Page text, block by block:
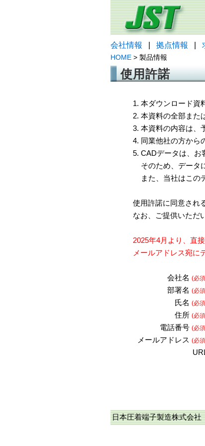
会社情報 拠点情報
HOME > 製品情報
使用許諾
1. 本ダウンロード資
2. 本資料の全部また
3. 本資料の内容は、
4. 同業他社の方から
5. CADデータは、お
そのため、データ
また、当社はこの
使用許諾に同意され
なお、ご提供いただ
2025年4月より、直
メールアドレス宛に
会社名 (必
部署名 (必
氏名 (必
住所 (必
電話番号 (必
メールアドレス (必
日本圧着端子製造株式会社